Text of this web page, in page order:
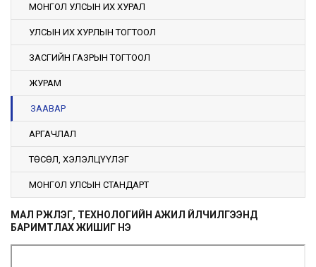
МОНГОЛ УЛСЫН ИХ ХУРАЛ
УЛСЫН ИХ ХУРЛЫН ТОГТООЛ
ЗАСГИЙН ГАЗРЫН ТОГТООЛ
ЖУРАМ
ЗААВАР
АРГАЧЛАЛ
ТӨСӨЛ, ХЭЛЭЛЦҮҮЛЭГ
МОНГОЛ УЛСЫН СТАНДАРТ
МАЛ ҮРЖҮҮЛЭГ, ТЕХНОЛОГИЙН АЖИЛ ҮЙЛЧИЛГЭЭНД
БАРИМТЛАХ ЖИШИГ ҮНЭ